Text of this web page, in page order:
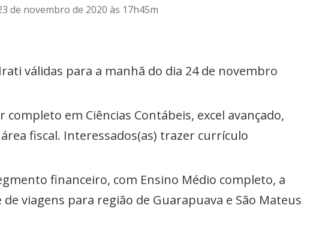
de novembro de 2020 às 17h45m
válidas para a manhã do dia 24 de novembro
em Ciências Contábeis, excel avançado,
fiscal. Interessados(as) trazer currículo
financeiro, com Ensino Médio completo, a
viagens para região de Guarapuava e São Mateus